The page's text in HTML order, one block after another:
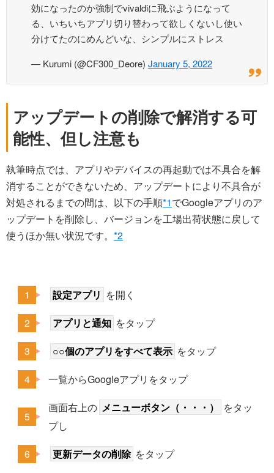
効になったのか強制でvivaldiに飛ぶようになって
る、いちいちアプリ切り替わって欲しくないし使い
分けてたのにめんどいな、シンプルにストレス
— Kurumi (@CF300_Deore) January 5, 2022
アップデートの削除で解消する可
能性、但し注意も
執筆時点では、アプリやデバイスの再起動では不具合を解
消することができないため、アップデートにより不具合が
対処されるまでの間は、以下の手順*1でGoogleアプリのア
ップデートを削除し、バージョンを工場出荷状態に戻して
使うほか無い状況です。 *2
設定アプリ を開く
アプリと通知 をタップ
○○個のアプリをすべて表示 をタップ
一覧からGoogleアプリをタップ
画面右上の メニューボタン（・・・）
をタッ
プし
更新データの削除 をタップ